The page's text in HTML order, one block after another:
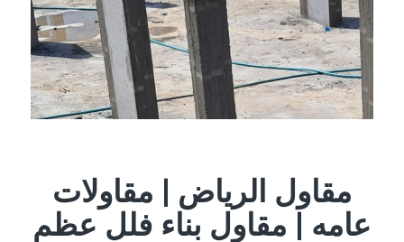
مقاول الرياض | مقاولات
عامه | مقاول بناء فلل عظم